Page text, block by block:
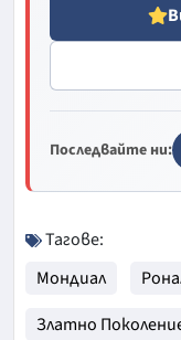
Последвайте ни:
Тагове:
Мондиал
Златно